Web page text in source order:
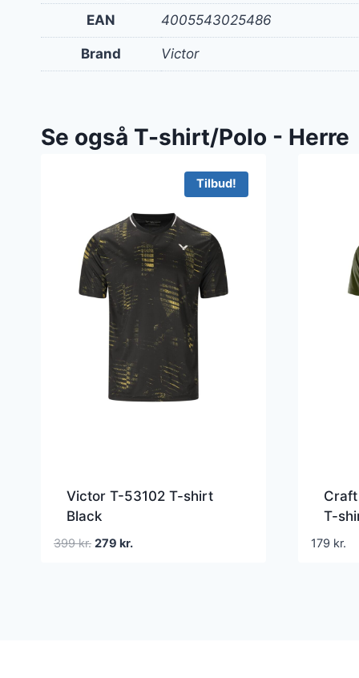
EAN 4005543025486
Brand Victor
Se også T-shirt/Polo - Herre
Tilbud!
Victor T-53102 T-shirt
Black
399kr. Den
279 kr.Den
T-
179 kr.